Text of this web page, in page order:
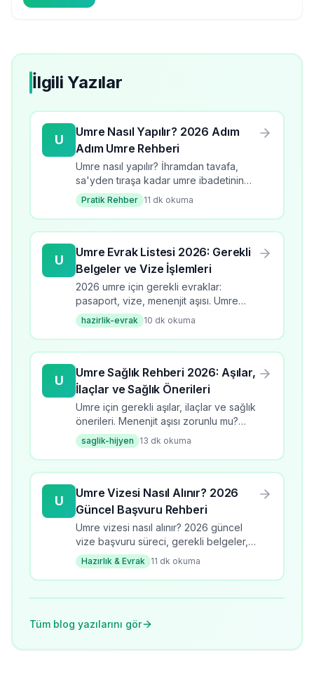
İlgili Yazılar
U
Umre Nasıl Yapılır? 2026 Adım
Adım Umre Rehberi
Umre nasıl yapılır? İhramdan tavafa,
sa'yden tıraşa kadar umre ibadetinin
tüm adımlarını öğrenin. 2026 güncel
bilgilerle kapsamlı rehber.
Pratik Rehber 11 dk okuma
U
Umre Evrak Listesi 2026: Gerekli
Belgeler ve Vize İşlemleri
2026 umre için gerekli evraklar:
pasaport, vize, menenjit aşısı. Umre
evrak listesi, başvuru süreci, kontrol
listesi ve dikkat edilmesi gerekenler.
hazirlik-evrak 10 dk okuma
U
Umre Sağlık Rehberi 2026: Aşılar,
İlaçlar ve Sağlık Önerileri
Umre için gerekli aşılar, ilaçlar ve sağlık
önerileri. Menenjit aşısı zorunlu mu?
Umrede sıcaktan korunma, hijyen
kuralları ve sağlık rehberi. 28K+ arama
hacmi.
saglik-hijyen 13 dk okuma
U
Umre Vizesi Nasıl Alınır? 2026
Güncel Başvuru Rehberi
Umre vizesi nasıl alınır? 2026 güncel
vize başvuru süreci, gerekli belgeler,
süre ve ücretler. Adım adım umre vize
rehberi.
Hazırlık & Evrak 11 dk okuma
Tüm blog yazılarını gör